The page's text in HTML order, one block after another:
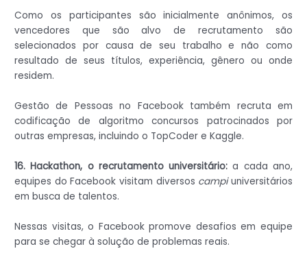
Como os participantes são inicialmente anônimos, os
vencedores que são alvo de recrutamento são
selecionados por causa de seu trabalho e não como
resultado de seus títulos, experiência, gênero ou onde
residem.
Gestão de Pessoas no Facebook também recruta em
codificação de algoritmo concursos patrocinados por
outras empresas, incluindo o TopCoder e Kaggle.
16. Hackathon, o recrutamento universitário: a cada ano,
equipes do Facebook visitam diversos campiuniversitários
em busca de talentos.
Nessas visitas, o Facebook promove desafios em equipe
para se chegar à solução de problemas reais.